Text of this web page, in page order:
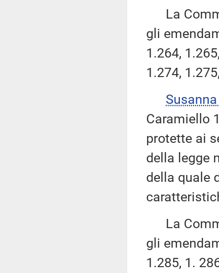
La
gli
1.264,
1.274,
Caramiello
protette ai
della legge
della quale
La
gli
1.285, 1.